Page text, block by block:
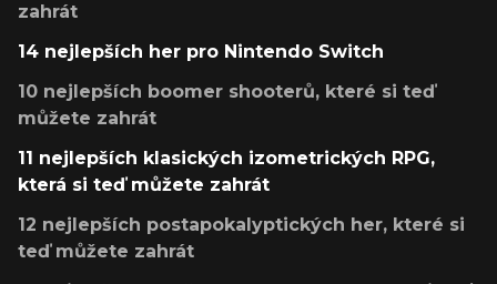
zahrát
14 nejlepších her pro Nintendo Switch
10 nejlepších boomer shooterů, které si teď
můžete zahrát
11 nejlepších klasických izometrických RPG,
která si teď můžete zahrát
12 nejlepších postapokalyptických her, které si
teď můžete zahrát